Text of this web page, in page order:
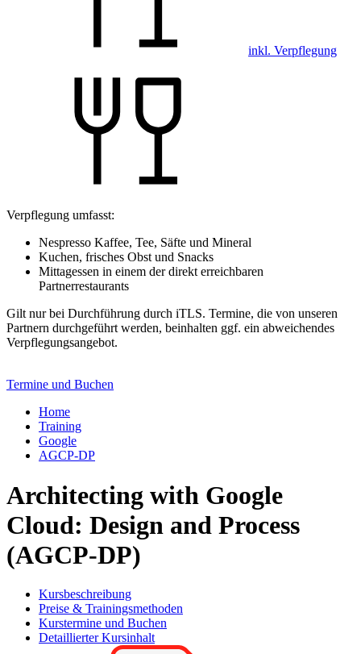
inkl. Verpflegung
Verpflegung umfasst:
Nespresso Kaffee, Tee, Säfte und Mineral
Kuchen, frisches Obst und Snacks
Mittagessen in einem der direkt erreichbaren
Partnerrestaurants
Gilt nur bei Durchführung durch iTLS. Termine, die von unseren
Partnern durchgeführt werden, beinhalten ggf. ein abweichendes
Verpflegungsangebot.
Termine und Buchen
Home
Training
Google
AGCP-DP
Architecting with Google
Cloud: Design and Process
(AGCP-DP)
Kursbeschreibung
Preise & Trainingsmethoden
Kurstermine und Buchen
Detaillierter Kursinhalt